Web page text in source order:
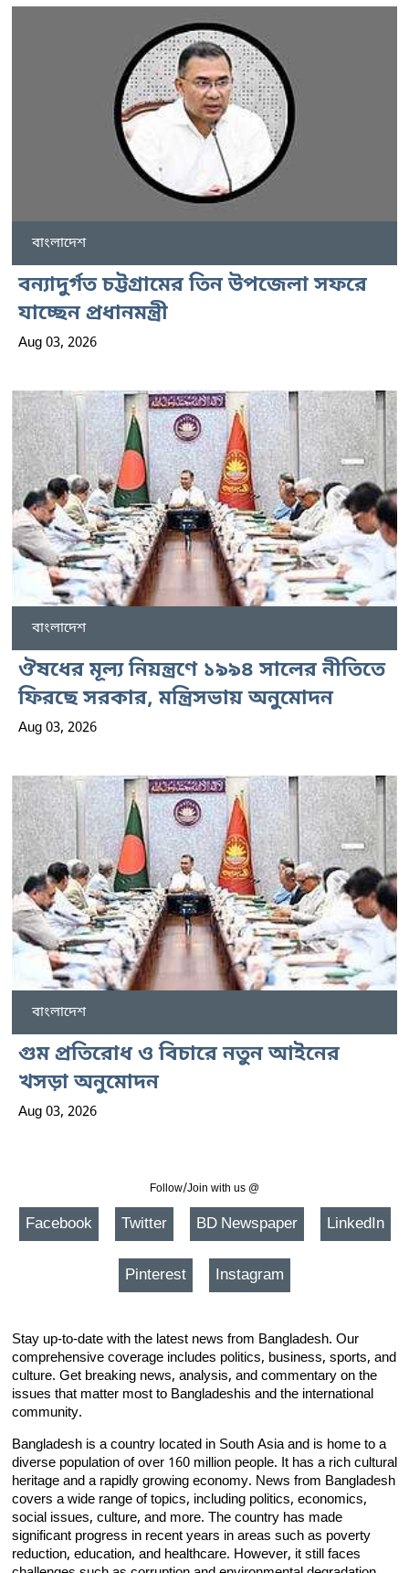
বাংলাদেশ
বন্যাদুর্গত চট্টগ্রামের তিন উপজেলা সফরে
যাচ্ছেন প্রধানমন্ত্রী
Aug 03, 2026
বাংলাদেশ
ঔষধের মূল্য নিয়ন্ত্রণে ১৯৯৪ সালের নীতিতে
ফিরছে সরকার, মন্ত্রিসভায় অনুমোদন
Aug 03, 2026
বাংলাদেশ
গুম প্রতিরোধ ও বিচারে নতুন আইনের
খসড়া অনুমোদন
Aug 03, 2026
Follow/Join with us @
Facebook Twitter BD Newspaper LinkedIn
Pinterest Instagram
Stay up-to-date with the latest news from Bangladesh. Our
comprehensive coverage includes politics, business, sports, and
culture. Get breaking news, analysis, and commentary on the
issues that matter most to Bangladeshis and the international
community.
Bangladesh is a country located in South Asia and is home to a
diverse population of over 160 million people. It has a rich cultural
heritage and a rapidly growing economy. News from Bangladesh
covers a wide range of topics, including politics, economics,
social issues, culture, and more. The country has made
significant progress in recent years in areas such as poverty
reduction, education, and healthcare. However, it still faces